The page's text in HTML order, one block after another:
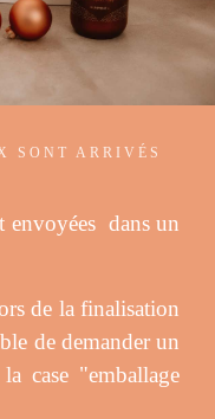
SONT ARRIVÉS
envoyées dans un
de la finalisation
de demander un
case "emballage